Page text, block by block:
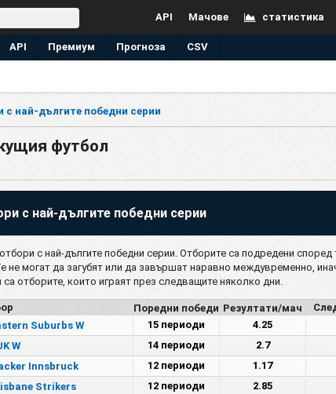
статистика
Мачове
API
API Премиум Прогноза CSV
с най-дългите победни серии
футбол
с най-дългите победни серии
с най-дългите победни серии. Отборите са подредени
не могат да загубят или да завършат наравно междувременно,
са отборите, които играят през следващите няколко дни.
Поредни победи Резултати/мач
Suburbs W 15 периоди 4.25
W 14 периоди 2.7
Innsbruck 12 периоди 1.17
Strikers 12 периоди 2.85